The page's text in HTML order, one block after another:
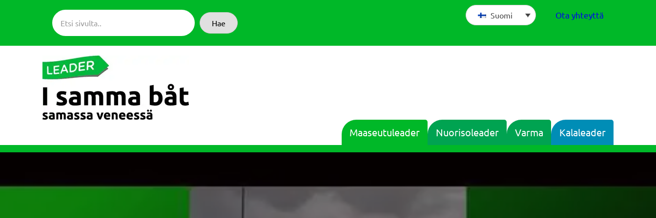
Hae
Ota yhteyttä
Suomi
Maaseutuleader Nuorisoleader Varma Kalaleader